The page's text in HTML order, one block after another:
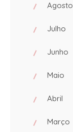
Agosto
Julho
Junho
Maio
Abril
Março